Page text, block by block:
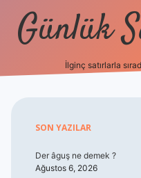
Günlük
İlginç satırlarla
Sidebar
SON YAZILAR
Der âguş ne demek ?
Ağustos 6, 2026